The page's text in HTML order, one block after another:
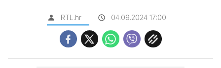
RTL.hr 04.09.2024 17:00